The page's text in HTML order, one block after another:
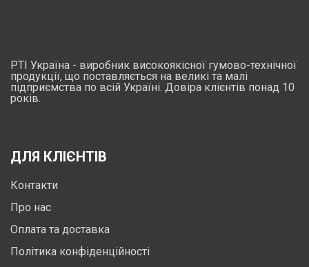
РТІ Україна - виробник високоякісної гумово-технічної
продукції, що поставляється на великі та малі
підприємства по всій Україні. Довіра клієнтів понад 10
років.
ДЛЯ КЛІЄНТІВ
Контакти
Про нас
Оплата та доставка
Політика конфіденційності